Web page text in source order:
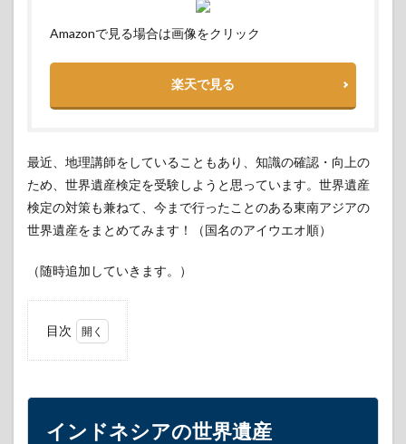
Amazonで見る場合は画像をクリック
楽天で見る
最近、地理講師をしていることもあり、知識の確認・向上の
ため、世界遺産検定を受験しようと思っています。世界遺産
検定の対策も兼ねて、今まで行ったことのある東南アジアの
世界遺産をまとめてみます！（国名のアイウエオ順）
（随時追加していきます。）
目次
の世
界遺
インドネシアの世界遺産